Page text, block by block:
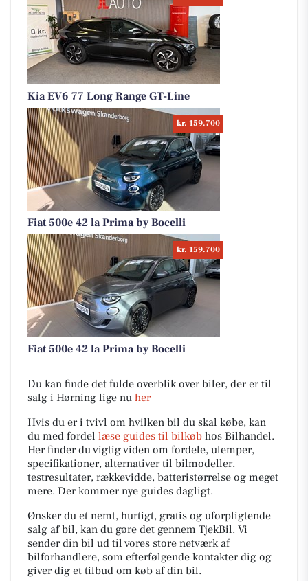
Kia EV6 77 Long Range GT-Line
kr. 159.700
Fiat 500e 42 la Prima by Bocelli
kr. 159.700
Fiat 500e 42 la Prima by Bocelli
Du kan finde det fulde overblik over biler, der er til
salg i Hørning lige nu her
Hvis du er i tvivl om hvilken bil du skal købe, kan
du med fordel læse guides til bilkøb hos Bilhandel.
Her finder du vigtig viden om fordele, ulemper,
specifikationer, alternativer til bilmodeller,
testresultater, rækkevidde, batteristørrelse og meget
mere. Der kommer nye guides dagligt.
Ønsker du et nemt, hurtigt, gratis og uforpligtende
salg af bil, kan du gøre det gennem TjekBil. Vi
sender din bil ud til vores store netværk af
bilforhandlere, som efterfølgende kontakter dig og
giver dig et tilbud om køb af din bil.